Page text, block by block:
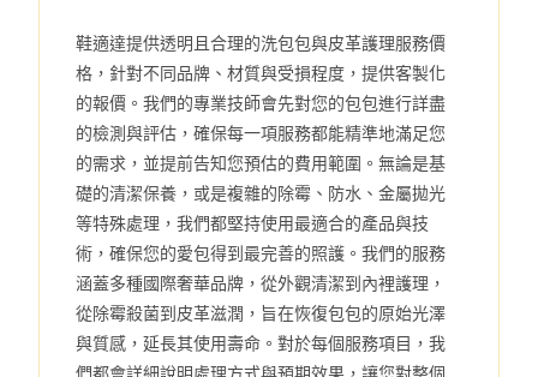
鞋適達提供透明且合理的洗包包與皮革護理服務價
格，針對不同品牌、材質與受損程度，提供客製化
的報價。我們的專業技師會先對您的包包進行詳盡
的檢測與評估，確保每一項服務都能精準地滿足您
的需求，並提前告知您預估的費用範圍。無論是基
礎的清潔保養，或是複雜的除霉、防水、金屬拋光
等特殊處理，我們都堅持使用最適合的產品與技
術，確保您的愛包得到最完善的照護。我們的服務
涵蓋多種國際奢華品牌，從外觀清潔到內裡護理，
從除霉殺菌到皮革滋潤，旨在恢復包包的原始光澤
與質感，延長其使用壽命。對於每個服務項目，我
們都會詳細說明處理方式與預期效果，讓您對整個